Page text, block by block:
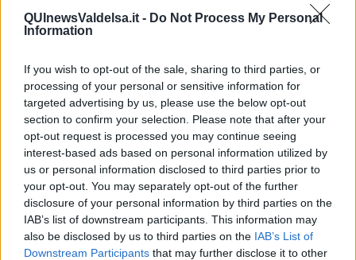
QUInewsValdelsa.it - Do Not Process My Personal
Information
If you wish to opt-out of the sale, sharing to third parties, or
processing of your personal or sensitive information for
targeted advertising by us, please use the below opt-out
section to confirm your selection. Please note that after your
opt-out request is processed you may continue seeing
interest-based ads based on personal information utilized by
us or personal information disclosed to third parties prior to
your opt-out. You may separately opt-out of the further
disclosure of your personal information by third parties on the
IAB’s list of downstream participants. This information may
also be disclosed by us to third parties on the IAB’s List of
Downstream Participants that may further disclose it to other
1) nei compiti dell’Autorità di Sistema Portuale (AdSP) rientra il
compito di decarbonizzare i porti e adempiere ai mandati europei,
virtuale di energia per stabilizzare il sistema,
3) negli interesse del Comune di Portoferraio rientra la destinazione
a famiglie e istituzioni cittadine di una quota dell’energia prodotta.
Sarà un Convegno utile? Già le sue conclusioni daranno una prima
risposta a questa domanda!
Adolfo Santoro